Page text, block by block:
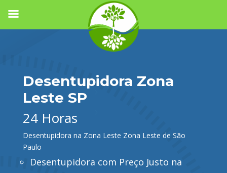
Desentupidora Zona
Leste SP
24 Horas
Desentupidora na Zona Leste Zona Leste de São
Paulo
Desentupidora com Preço Justo na